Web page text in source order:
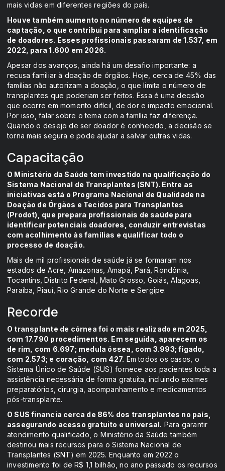
mais vidas em diferentes regiões do país.
Houve também aumento no número de equipes de
captação, o que contribui para ampliar a identificação
de doadores. Esses profissionais passaram de 1.537, em
2022, para 1.600 em 2026.
Apesar dos avanços, ainda há um desafio importante: a
recusa familiar à doação de órgãos. Hoje, cerca de 45% das
famílias não autorizam a doação, o que limita o número de
transplantes que poderiam ser feitos. Essa é uma decisão
que ocorre em momento difícil, de dor e impacto emocional.
Por isso, falar sobre o tema com a família faz diferença.
Quando o desejo de ser doador é conhecido, a decisão se
torna mais segura e pode ajudar a salvar outras vidas.
Capacitação
O Ministério da Saúde tem investido na qualificação do
Sistema Nacional de Transplantes (SNT). Entre as
iniciativas está o Programa Nacional de Qualidade na
Doação de Órgãos e Tecidos para Transplantes
(Prodot), que prepara profissionais de saúde para
identificar potenciais doadores, conduzir entrevistas
com acolhimento às famílias e qualificar todo o
processo de doação.
Mais de mil profissionais de saúde já se formaram nos
estados de Acre, Amazonas, Amapá, Pará, Rondônia,
Tocantins, Distrito Federal, Mato Grosso, Goiás, Alagoas,
Paraíba, Piauí, Rio Grande do Norte e Sergipe.
Recorde
O transplante de córnea foi o mais realizado em 2025,
com 17.790 procedimentos. Em seguida, aparecem os
de rim, com 6.697; medula óssea, com 3.993; fígado,
com 2.573; e coração, com 427. Em todos os casos, o
Sistema Único de Saúde (SUS) fornece aos pacientes toda a
assistência necessária de forma gratuita, incluindo exames
preparatórios, cirurgia, acompanhamento e medicamentos
pós-transplante.
O SUS financia cerca de 86% dos transplantes no país,
assegurando acesso gratuito e universal. Para garantir
atendimento qualificado, o Ministério da Saúde também
destinou mais recursos para o Sistema Nacional de
Transplantes (SNT) em 2025. Enquanto em 2022 o
investimento foi de R$ 1,1 bilhão, no ano passado os recursos